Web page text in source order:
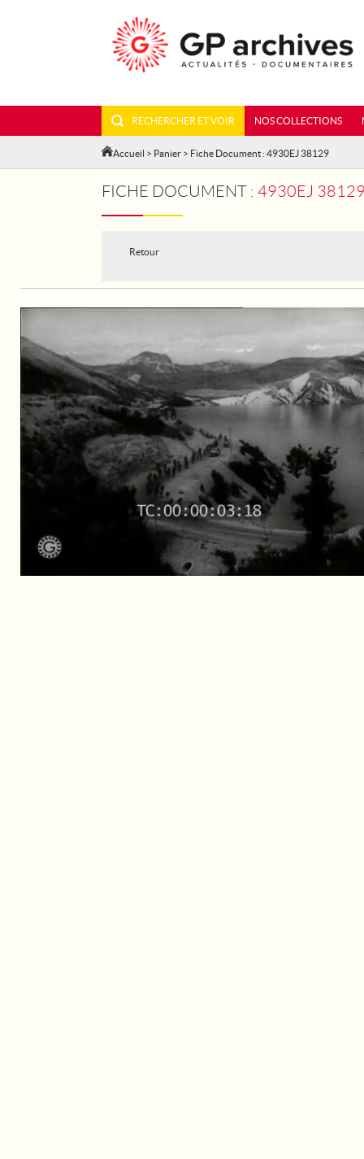
RECHERCHER ET VOIR NOS COLLECTIONS
Accueil > Panier > Fiche Document : 4930EJ 38129
FICHE DOCUMENT : 4930EJ
Retour